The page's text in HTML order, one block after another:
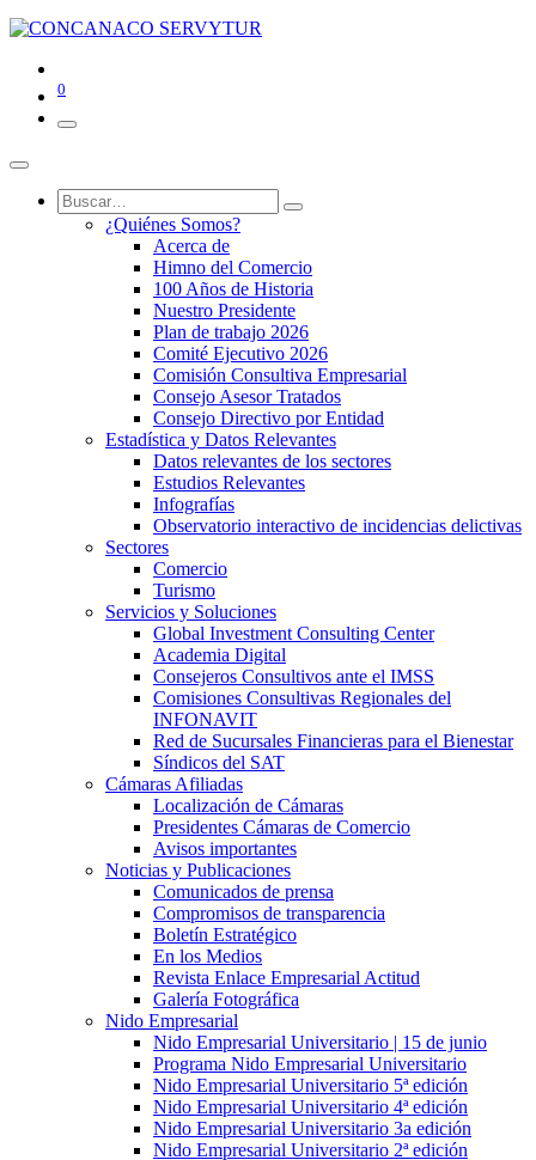
0
¿Quiénes Somos?
Acerca de
Himno del Comercio
100 Años de Historia
Nuestro Presidente
Plan de trabajo 2026
Comité Ejecutivo 2026
Comisión Consultiva Empresarial
Consejo Asesor Tratados
Consejo Directivo por Entidad
Estadística y Datos Relevantes
Datos relevantes de los sectores
Estudios Relevantes
Infografías
Observatorio interactivo de incidencias delictivas
Sectores
Comercio
Turismo
Servicios y Soluciones
Global Investment Consulting Center
Academia Digital
Consejeros Consultivos ante el IMSS
Comisiones Consultivas Regionales del
INFONAVIT
Red de Sucursales Financieras para el Bienestar
Síndicos del SAT
Cámaras Afiliadas
Localización de Cámaras
Presidentes Cámaras de Comercio
Avisos importantes
Noticias y Publicaciones
Comunicados de prensa
Compromisos de transparencia
Boletín Estratégico
En los Medios
Revista Enlace Empresarial Actitud
Galería Fotográfica
Nido Empresarial
Nido Empresarial Universitario | 15 de junio
Programa Nido Empresarial Universitario
Nido Empresarial Universitario 5ª edición
Nido Empresarial Universitario 4ª edición
Nido Empresarial Universitario 3a edición
Nido Empresarial Universitario 2ª edición